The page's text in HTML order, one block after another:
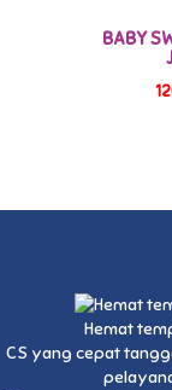
BABY
Hemat